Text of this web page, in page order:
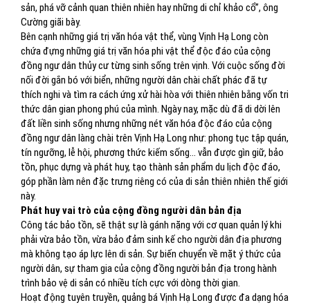
sản, phá vỡ cảnh quan thiên nhiên hay những di chỉ khảo cổ”, ông
Cường giãi bày.
Bên cạnh những giá trị văn hóa vật thể, vùng Vịnh Hạ Long còn
chứa đựng những giá trị văn hóa phi vật thể độc đáo của cộng
đồng ngư dân thủy cư từng sinh sống trên vịnh. Với cuộc sống đời
nối đời gắn bó với biển, những người dân chài chất phác đã tự
thích nghi và tìm ra cách ứng xử hài hòa với thiên nhiên bằng vốn tri
thức dân gian phong phú của mình. Ngày nay, mặc dù đã di dời lên
đất liền sinh sống nhưng những nét văn hóa độc đáo của cộng
đồng ngư dân làng chài trên Vịnh Hạ Long như: phong tục tập quán,
tín ngưỡng, lễ hội, phương thức kiếm sống... vẫn được gìn giữ, bảo
tồn, phục dựng và phát huy, tạo thành sản phẩm du lịch độc đáo,
góp phần làm nên đặc trưng riêng có của di sản thiên nhiên thế giới
này.
Phát huy vai trò của cộng đồng người dân bản địa
Công tác bảo tồn, sẽ thật sự là gánh nặng với cơ quan quản lý khi
phải vừa bảo tồn, vừa bảo đảm sinh kế cho người dân địa phương
mà không tạo áp lực lên di sản. Sự biến chuyển về mặt ý thức của
người dân, sự tham gia của cộng đồng người bản địa trong hành
trình bảo vệ di sản có nhiều tích cực với dòng thời gian.
Hoạt động tuyên truyền, quảng bá Vịnh Hạ Long được đa dạng hóa